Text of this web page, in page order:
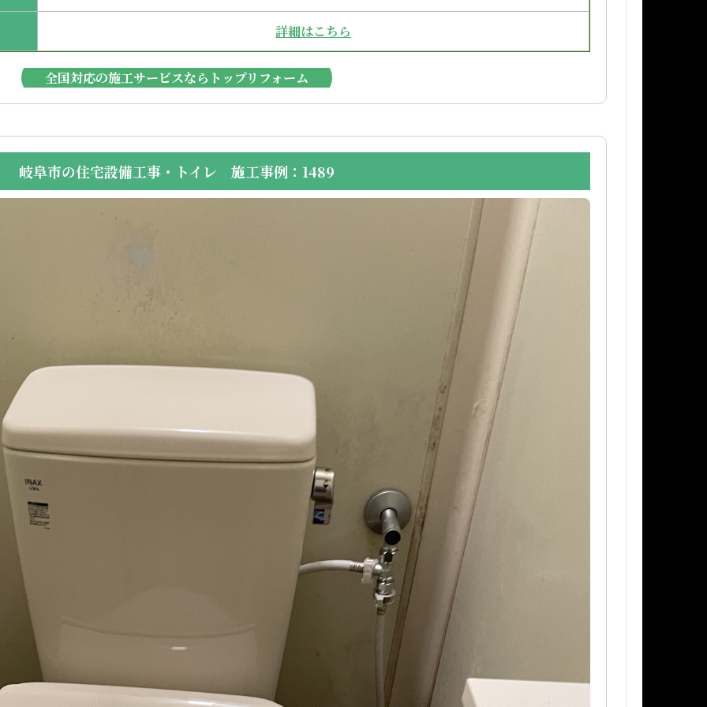
詳細はこちら
全国対応の施工サービスならトップリフォーム
岐阜市の住宅設備工事・トイレ 施工事例：1489